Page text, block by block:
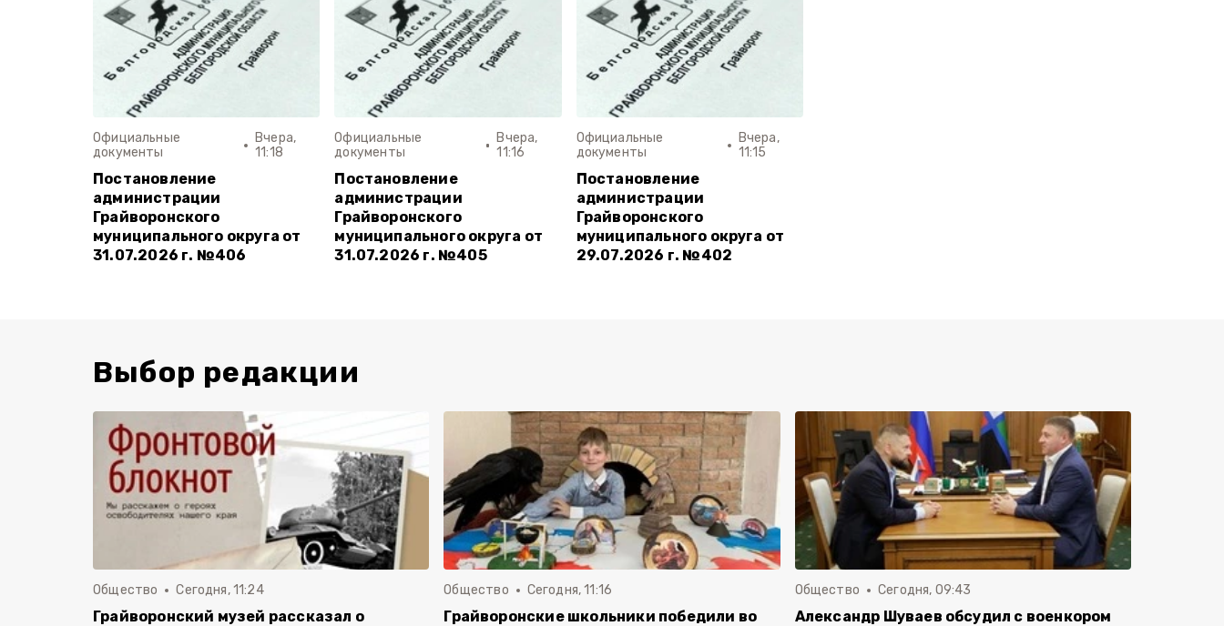
Официальные
документы
Вчера,
11:18
Постановление
администрации
Грайворонского
муниципального округа от
31.07.2026 г. №406
Официальные
документы
Вчера,
11:16
Постановление
администрации
Грайворонского
муниципального округа от
31.07.2026 г. №405
Официальные
документы
Вчера,
11:15
Постановление
администрации
Грайворонского
муниципального округа от
29.07.2026 г. №402
Выбор редакции
Общество Сегодня, 11:24
Грайворонский музей рассказал о
Общество Сегодня, 11:16
Грайворонские школьники победили во
Общество Сегодня, 09:43
Александр Шуваев обсудил с военкором